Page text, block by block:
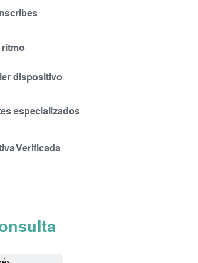
de los
dispondrá de
dinámico y
realizar las
los
ritmo
especializados
dispositivo
Verificada